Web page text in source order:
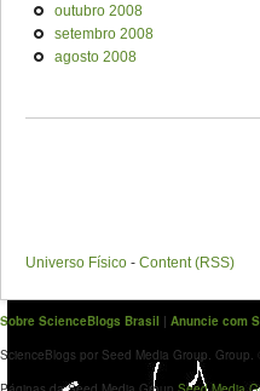
outubro 2008
setembro 2008
agosto 2008
Universo Físico - Content (RSS)
Sobre ScienceBlogs Brasil | Anuncie com
ScienceBlogs por Seed Media Group.